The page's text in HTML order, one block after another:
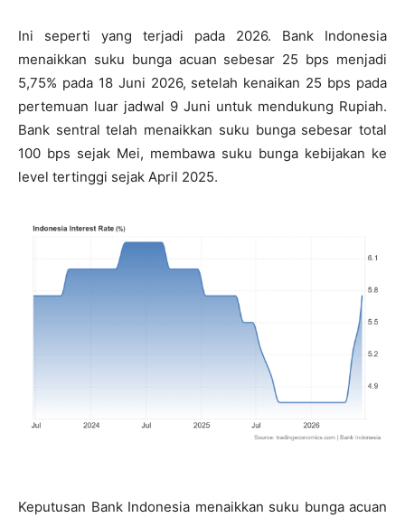
Ini seperti yang terjadi pada 2026. Bank Indonesia
menaikkan suku bunga acuan sebesar 25 bps menjadi
5,75% pada 18 Juni 2026, setelah kenaikan 25 bps pada
pertemuan luar jadwal 9 Juni untuk mendukung Rupiah.
Bank sentral telah menaikkan suku bunga sebesar total
100 bps sejak Mei, membawa suku bunga kebijakan ke
level tertinggi sejak April 2025.
Keputusan Bank Indonesia menaikkan suku bunga acuan